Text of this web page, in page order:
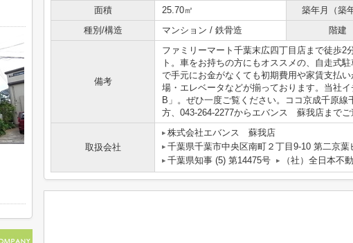
面積
25.70㎡ 築年月（築
種別/構造
マンション / 鉄骨造 階建
備考
ファミリーマート千葉末広四丁目店まで徒歩2
ト。車をお持ちの方にもオススメの、自走式
で手元にお金がなくても初期費用や家賃支払
場・エレベータなどが揃っております。当社
B」。ぜひ一度ご覧ください。ココ京成千原
方、043-264-2277からエバンス 蘇我店までご
取扱会社
株式会社エバンス 蘇我店
千葉県千葉市中央区南町２丁目9-10 第二京葉
千葉県知事 (5) 第14475号
（社）全日本不